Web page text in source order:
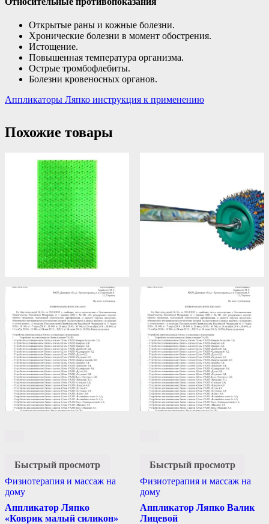
Открытые раны и кожные болезни.
Хронические болезни в момент обострения.
Истощение.
Повышенная температура организма.
Острые тромбофлебиты.
Болезни кровеносных органов.
Аппликаторы Ляпко инструкция к применению
Похожие товары
Быстрый просмотр
Физиотерапия и массаж на
дому
Аппликатор Ляпко
«Коврик малый силикон»
Быстрый просмотр
Физиотерапия и массаж на
дому
Аппликатор Ляпко Валик
Лицевой